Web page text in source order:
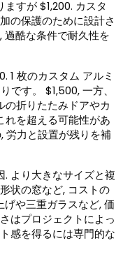
すが $1,200. カスタ
の保護のために設計さ
過酷な条件で耐久性を
1 枚のカスタム アルミ
です。 $1,500, 一方、
折りたたみドアやカ
れを超える可能性があ
労力と設置が残りを補
より大きなサイズと複
状の窓など, コストの
や三重ガラスなど, 価
はプロジェクトによっ
感を得るには専門的な